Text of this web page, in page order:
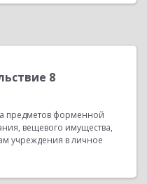
8
предметов форменной
вещевого имущества,
учреждения в личное